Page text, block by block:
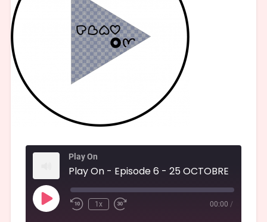
Play On
Play On - Episode 6 - 25 OCTOBRE
1x 00:00 /